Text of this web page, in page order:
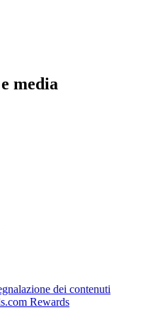
media
dei contenuti
Rewards